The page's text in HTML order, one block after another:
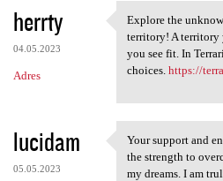
herrty
04.05.2023
Adres
Explore the
Explore the
territory! A territory
you see fit. In
choices. https://
lucidam
05.05.2023
Your support
Your support and
the strength to
my dreams. I am